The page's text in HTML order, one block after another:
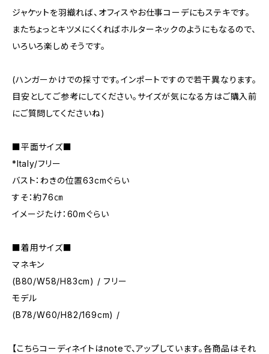
ジャケットを羽織れば、オフィスやお仕事コーデにもステキです。
またちょっとキツメにくくればホルターネックのようにもなるので、
いろいろ楽しめそうです。
(ハンガーかけでの採寸です。インポートですので若干異なります。
目安としてご参考にしてください。サイズが気になる方はご購入前
にご質問してくださいね)
■平面サイズ■
*Italy/フリー
バスト：わきの位置63cmぐらい
すそ：約76㎝
イメージたけ：60mぐらい
■着用サイズ■
マネキン
(B80/W58/H83cm) / フリー
モデル
(B78/W60/H82/169cm) /
【こちらコーディネイトはnoteで、アップしています。各商品はそれ